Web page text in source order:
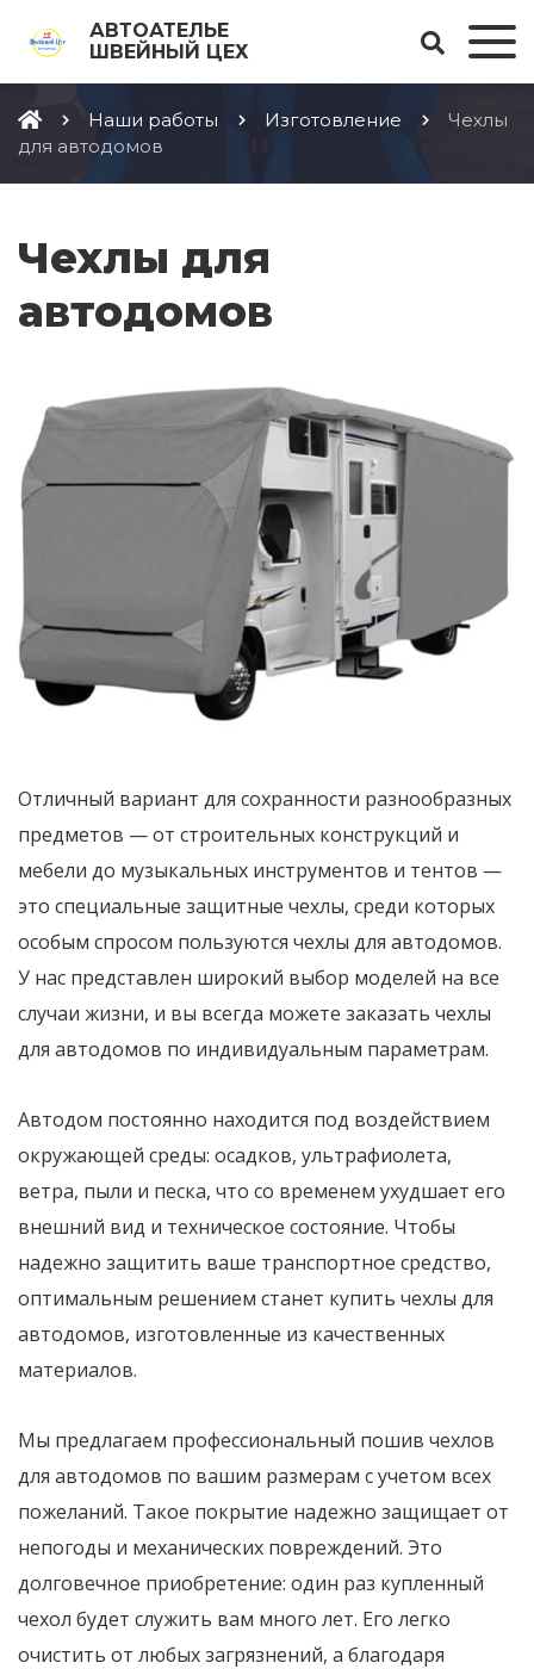
АВТОАТЕЛЬЕ
ШВЕЙНЫЙ ЦЕХ
Наши работы Изготовление
Чехлы
для автодомов
Чехлы для
автодомов
Отличный вариант для сохранности разнообразных
предметов — от строительных конструкций и
мебели до музыкальных инструментов и тентов —
это специальные защитные чехлы, среди которых
особым спросом пользуются чехлы для автодомов.
У нас представлен широкий выбор моделей на все
случаи жизни, и вы всегда можете заказать чехлы
для автодомов по индивидуальным параметрам.
Автодом постоянно находится под воздействием
окружающей среды: осадков, ультрафиолета,
ветра, пыли и песка, что со временем ухудшает его
внешний вид и техническое состояние. Чтобы
надежно защитить ваше транспортное средство,
оптимальным решением станет купить чехлы для
автодомов, изготовленные из качественных
материалов.
Мы предлагаем профессиональный пошив чехлов
для автодомов по вашим размерам с учетом всех
пожеланий. Такое покрытие надежно защищает от
непогоды и механических повреждений. Это
долговечное приобретение: один раз купленный
чехол будет служить вам много лет. Его легко
очистить от любых загрязнений, а благодаря